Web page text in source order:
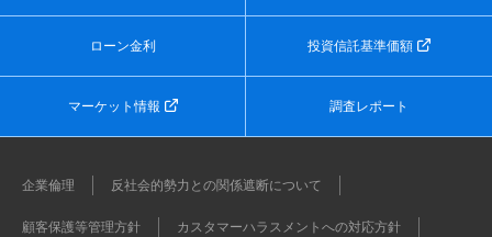
ローン金利 投資信託基準価額
マーケット情報 調査レポート
企業倫理 反社会的勢力との関係遮断について
顧客保護等管理方針 カスタマーハラスメントへの対応方針